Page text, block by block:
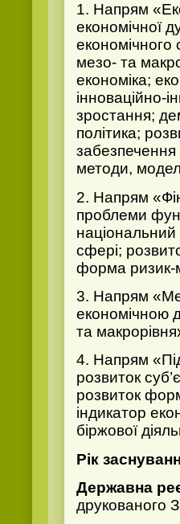
1. Напрям
економічної
економічного
мезо- та
економіка;
інноваційно-
зростання;
політика;
забезпечення
методи,
2. Напрям
проблеми
національний
сфері;
форма ризик-
3. Напрям
економічною
та
4. Напрям
розвиток
розвиток
індикатор
біржової
Рік
Державна
друкованого